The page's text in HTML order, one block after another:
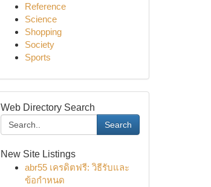
Reference
Science
Shopping
Society
Sports
Web Directory Search
Search
New Site Listings
abr55 เครดิตฟรี: วิธีรับและ
ข้อกำหนด